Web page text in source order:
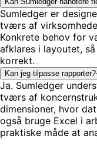
Sumledger er
tværs af
Konkrete behov for
afklares i layoutet,
korrekt.
Kan jeg tilpasse rapporter?
Ja. Sumledger
tværs af
dimensioner, hvor
også bruge Excel i
praktiske måde at